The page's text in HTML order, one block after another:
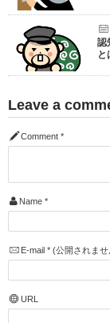
認
と
Leave a
Comment *
Name *
E-mail *(公開されませ
URL